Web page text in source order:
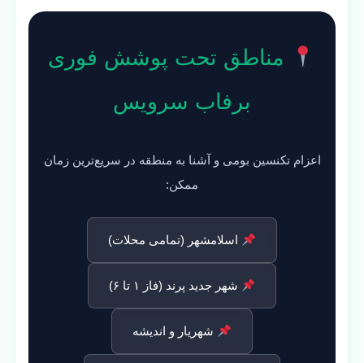
مناطق تحت پوشش فوری
برفاب سرویس
اعزام تکنسین بومی و آشنا به منطقه در سریع‌ترین زمان
ممکن:
اسلامشهر (تمامی محلات)
شهر جدید پرند (فاز ۱ تا ۶)
شهریار و اندیشه